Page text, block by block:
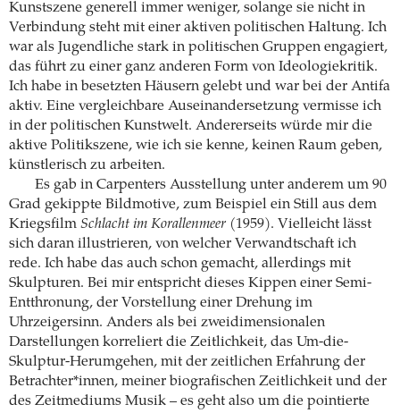
Kunstszene generell immer weniger, solange sie nicht in
Verbindung steht mit einer aktiven politischen Haltung. Ich
war als Jugendliche stark in politischen Gruppen engagiert,
das führt zu einer ganz anderen Form von Ideologiekritik.
Ich habe in besetzten Häusern gelebt und war bei der Antifa
aktiv. Eine vergleichbare Auseinandersetzung vermisse ich
in der politischen Kunstwelt. Andererseits würde mir die
aktive Politikszene, wie ich sie kenne, keinen Raum geben,
künstlerisch zu arbeiten.
Es gab in Carpenters Ausstellung unter anderem um 90
Grad gekippte Bildmotive, zum Beispiel ein Still aus dem
Kriegsfilm Schlacht im Korallenmeer (1959). Vielleicht lässt
sich daran illustrieren, von welcher Verwandtschaft ich
rede. Ich habe das auch schon gemacht, allerdings mit
Skulpturen. Bei mir entspricht dieses Kippen einer Semi-
Entthronung, der Vorstellung einer Drehung im
Uhrzeigersinn. Anders als bei zweidimensionalen
Darstellungen korreliert die Zeitlichkeit, das Um-die-
Skulptur-Herumgehen, mit der zeitlichen Erfahrung der
Betrachter*innen, meiner biografischen Zeitlichkeit und der
des Zeitmediums Musik – es geht also um die pointierte